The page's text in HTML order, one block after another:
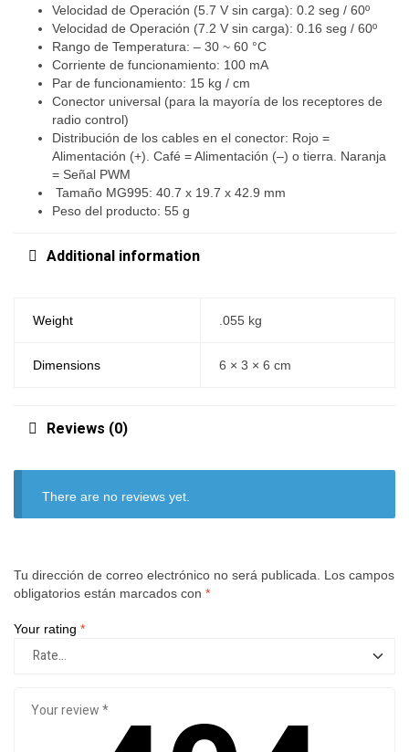
Velocidad de Operación (5.7 V sin carga): 0.2 seg / 60º
Velocidad de Operación (7.2 V sin carga): 0.16 seg / 60º
Rango de Temperatura: – 30 ~ 60 °C
Corriente de funcionamiento: 100 mA
Par de funcionamiento: 15 kg / cm
Conector universal (para la mayoría de los receptores de
radio control)
Distribución de los cables en el conector: Rojo =
Alimentación (+). Café = Alimentación (–) o tierra. Naranja
= Señal PWM
Tamaño MG995: 40.7 x 19.7 x 42.9 mm
Peso del producto: 55 g
Additional information
Weight .055 kg
Dimensions 6 × 3 × 6 cm
Reviews (0)
There are no reviews yet.
Tu dirección de correo electrónico no será publicada.
Los campos
obligatorios están marcados con *
Your rating *